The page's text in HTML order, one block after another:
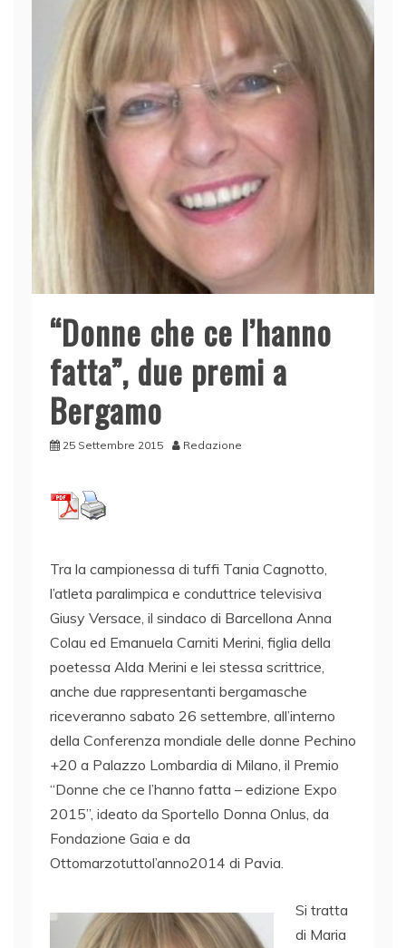
“Donne che ce l’hanno
fatta”, due premi a
Bergamo
25 Settembre 2015 Redazione
Tra la campionessa di tuffi Tania Cagnotto,
l’atleta paralimpica e conduttrice televisiva
Giusy Versace, il sindaco di Barcellona Anna
Colau ed Emanuela Carniti Merini, figlia della
poetessa Alda Merini e lei stessa scrittrice,
anche due rappresentanti bergamasche
riceveranno sabato 26 settembre, all’interno
della Conferenza mondiale delle donne Pechino
+20 a Palazzo Lombardia di Milano, il Premio
“Donne che ce l’hanno fatta – edizione Expo
2015”, ideato da Sportello Donna Onlus, da
Fondazione Gaia e da
Ottomarzotuttol’anno2014 di Pavia.
Si tratta
di Maria